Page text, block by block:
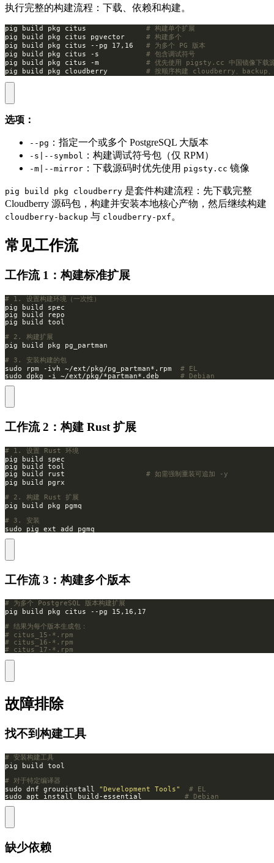
执行完整的构建流程：下载、依赖和构建。
pig build pkg citus # 构建单个扩展
pig build pkg citus pgvector # 构建多个
pig build pkg citus --pg 17,16 # 为多个 PG 版本
pig build pkg citus -s # 包含调试符号
pig build pkg citus -m # 优先使用 pigsty.cc 中国镜像下载
pig build pkg cloudberry # 按顺序构建 cloudberry、backup
选项：
--pg ：指定一个或多个 PostgreSQL 大版本
-s|--symbol ：构建调试符号包（仅 RPM）
-m|--mirror ：下载源码时优先使用 pigsty.cc 镜像
pig build pkg cloudberry 是套件构建流程：先下载完整
Cloudberry 源码包，构建并安装本地核心产物，然后继续构建
cloudberry-backup 与 cloudberry-pxf 。
常见工作流
工作流 1：构建标准扩展
# 1. 设置构建环境（一次性）
# 2. 构建扩展
# 3. 安装构建的包
sudo rpm -ivh ~/ext/pkg/pg_partman*.rpm # EL
sudo dpkg -i ~/ext/pkg/*partman*.deb # Debian
工作流 2：构建 Rust 扩展
# 1. 设置 Rust 环境
pig build rust # 如需强制重装可追加 -y
# 2. 构建 Rust 扩展
# 3. 安装
sudo pig ext add pgmq
工作流 3：构建多个版本
# 为多个 PostgreSQL 版本构建扩展
# 结果为每个版本生成包：
# citus_15-*.rpm
# citus_16-*.rpm
# citus_17-*.rpm
故障排除
找不到构建工具
# 安装构建工具
# 对于特定编译器
sudo dnf groupinstall "Development Tools"
# EL
sudo apt install build-essential # Debian
缺少依赖